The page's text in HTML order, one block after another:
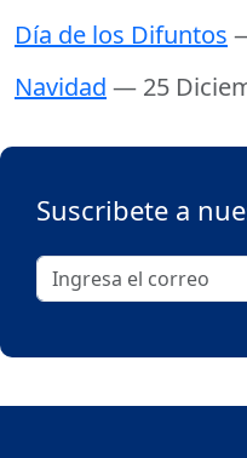
Día de los Difuntos
Navidad — 25
Suscribete a